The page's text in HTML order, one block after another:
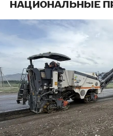
НАЦИОНАЛЬНЫЕ